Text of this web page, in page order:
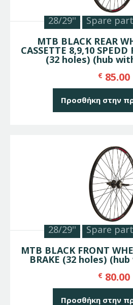
28/29'' Spare
MTB BLACK REAR
CASSETTE 8,9,10 SPEDD
(32 holes) (hub
€ 85.00
Προσθήκη στην
28/29'' Spare
MTB BLACK FRONT
BRAKE (32 holes)
€ 80.00
Προσθήκη στην